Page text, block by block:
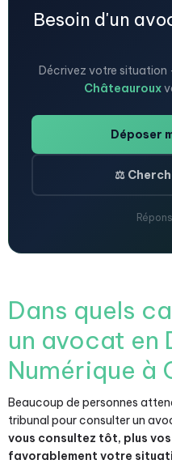
Besoin d'un
Décrivez votre
Châteauroux
Déposer
⚖️
Dans quels
un avocat en
Numérique à
Beaucoup de personnes
tribunal pour consulter un
vous consultez tôt, plus
favorablement votre